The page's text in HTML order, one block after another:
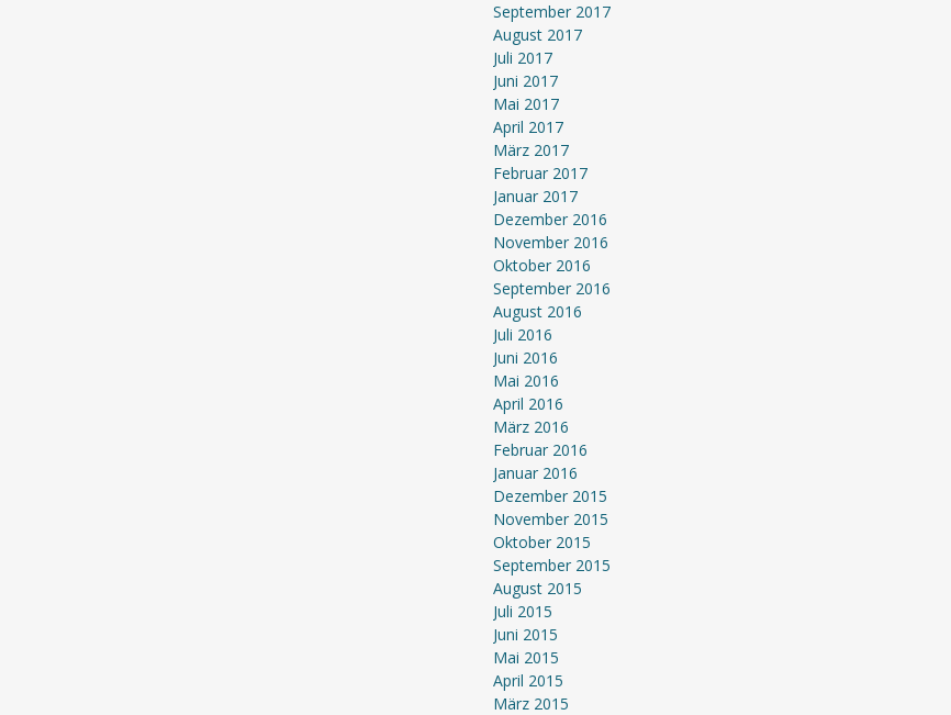
September 2017
August 2017
Juli 2017
Juni 2017
Mai 2017
April 2017
März 2017
Februar 2017
Januar 2017
Dezember 2016
November 2016
Oktober 2016
September 2016
August 2016
Juli 2016
Juni 2016
Mai 2016
April 2016
März 2016
Februar 2016
Januar 2016
Dezember 2015
November 2015
Oktober 2015
September 2015
August 2015
Juli 2015
Juni 2015
Mai 2015
April 2015
März 2015